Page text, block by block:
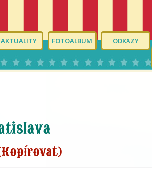
AKTUALITY FOTOALBUM ODKAZY
(Kopírovat)